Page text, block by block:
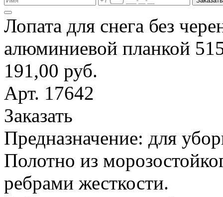
Лопата для снега без
алюминиевой планкой
191,00 руб.
Арт. 17642
Заказать
Предназначение: для
Полотно из
ребрами жесткости.